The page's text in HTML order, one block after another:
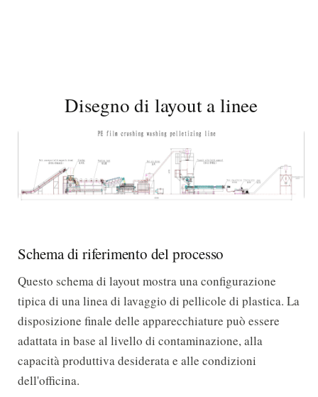
Disegno di layout a linee
Schema di riferimento del processo
Questo schema di layout mostra una configurazione
tipica di una linea di lavaggio di pellicole di plastica. La
disposizione finale delle apparecchiature può essere
adattata in base al livello di contaminazione, alla
capacità produttiva desiderata e alle condizioni
dell'officina.